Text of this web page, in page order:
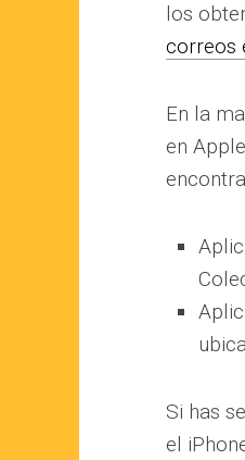
los
correos
En la
en
Si has
el